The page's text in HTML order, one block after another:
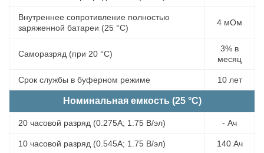
Внутреннее сопротивление полностью
заряженной батареи (25 °С)
4 мОм
Саморазряд (при 20 °С)
3% в
месяц
Срок службы в буферном режиме 10 лет
Номинальная емкость (25 °С)
20 часовой разряд (0.275А; 1.75 В/эл) - Ач
10 часовой разряд (0.545А; 1.75 В/эл) 140 Ач